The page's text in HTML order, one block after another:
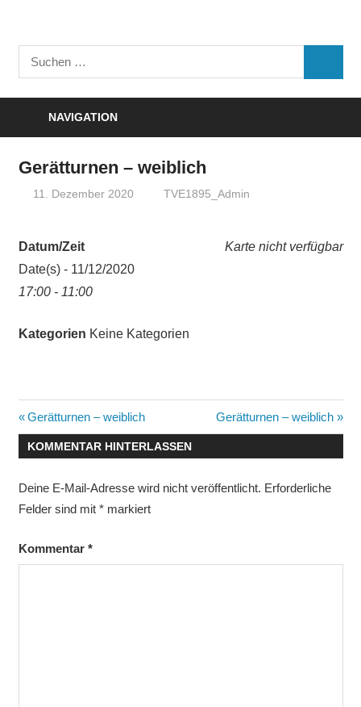
Turnverein
"Frisch
Suchen
nach:
NAVIGATION
Gerätturnen – weiblich
11. Dezember 2020 TVE1895_Admin
Karte nicht verfügbar
Datum/Zeit
Date(s) - 11/12/2020
17:00 - 11:00
Kategorien Keine Kategorien
Beitragsnavigation
Vorheriger
Beitrag:
Gerätturnen – weiblich
Nächster
Beitrag:
Gerätturnen – weiblich
KOMMENTAR HINTERLASSEN
Deine E-Mail-Adresse wird nicht veröffentlicht. Erforderliche
Felder sind mit *markiert
Kommentar *